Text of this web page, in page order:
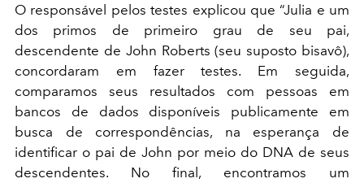
O responsável pelos testes explicou que “Julia e um
dos primos de primeiro grau de seu pai,
descendente de John Roberts (seu suposto bisavô),
concordaram em fazer testes. Em seguida,
comparamos seus resultados com pessoas em
bancos de dados disponíveis publicamente em
busca de correspondências, na esperança de
identificar o pai de John por meio do DNA de seus
descendentes. No final, encontramos um